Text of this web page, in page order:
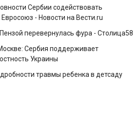
Сербии содействовать
- Новости на Вести.ru
перевернулась фура - Столица58
Сербия поддерживает
Украины
травмы ребенка в детсаду